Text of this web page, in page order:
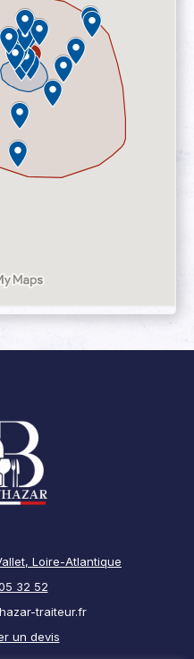
Loire-Atlantique
32 52
traiteur.fr
un devis